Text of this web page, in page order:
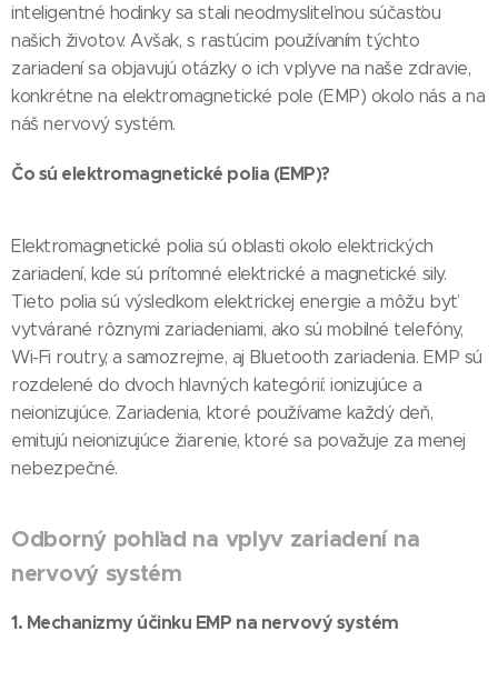
inteligentné hodinky sa stali neodmysliteľnou súčasťou
našich životov. Avšak, s rastúcim používaním týchto
zariadení sa objavujú otázky o ich vplyve na naše zdravie,
konkrétne na elektromagnetické pole (EMP) okolo nás a na
náš nervový systém.
Čo sú elektromagnetické polia (EMP)?
Elektromagnetické polia sú oblasti okolo elektrických
zariadení, kde sú prítomné elektrické a magnetické sily.
Tieto polia sú výsledkom elektrickej energie a môžu byť
vytvárané rôznymi zariadeniami, ako sú mobilné telefóny,
Wi-Fi routry, a samozrejme, aj Bluetooth zariadenia. EMP sú
rozdelené do dvoch hlavných kategórií: ionizujúce a
neionizujúce. Zariadenia, ktoré používame každý deň,
emitujú neionizujúce žiarenie, ktoré sa považuje za menej
nebezpečné.
Odborný pohľad na vplyv zariadení na
nervový systém
1. Mechanizmy účinku EMP na nervový systém